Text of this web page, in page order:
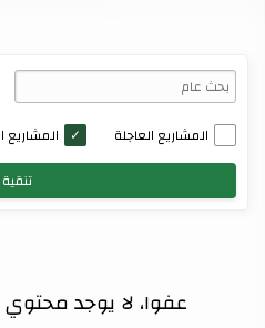
المشاريع العاجلة
المشاريع
تنقية
عفوا، لا يوجد